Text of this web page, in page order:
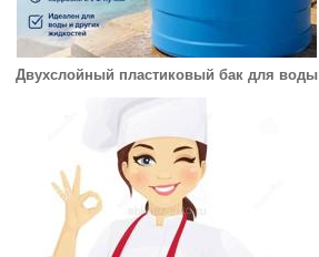
Двухслойный пластиковый бак для воды